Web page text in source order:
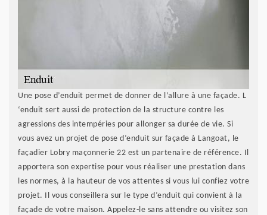
Une pose d’enduit permet de donner de l’allure à une façade. L
‘enduit sert aussi de protection de la structure contre les
agressions des intempéries pour allonger sa durée de vie. Si
vous avez un projet de pose d’enduit sur façade à Langoat, le
façadier Lobry maçonnerie 22 est un partenaire de référence. Il
apportera son expertise pour vous réaliser une prestation dans
les normes, à la hauteur de vos attentes si vous lui confiez votre
projet. Il vous conseillera sur le type d’enduit qui convient à la
façade de votre maison. Appelez-le sans attendre ou visitez son